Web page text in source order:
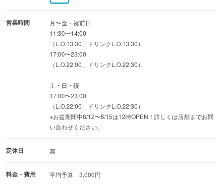
■1人飲みやチョイ飲み対応！！
会社帰りにほっと一息おくつろぎください！！
営業時間
月〜金・祝前日
11:30〜14:00
（L.O.13:30、ドリンクL.O.13:30）
17:00〜23:00
（L.O.22:00、ドリンクL.O.22:30）
土・日・祝
17:00〜23:00
（L.O.22:00、ドリンクL.O.22:30）
※お盆期間中8/12〜8/15は12時OPEN！詳しくは店舗までお問
い合わせください。
定休日 無
料金・費用 平均予算 3,000円